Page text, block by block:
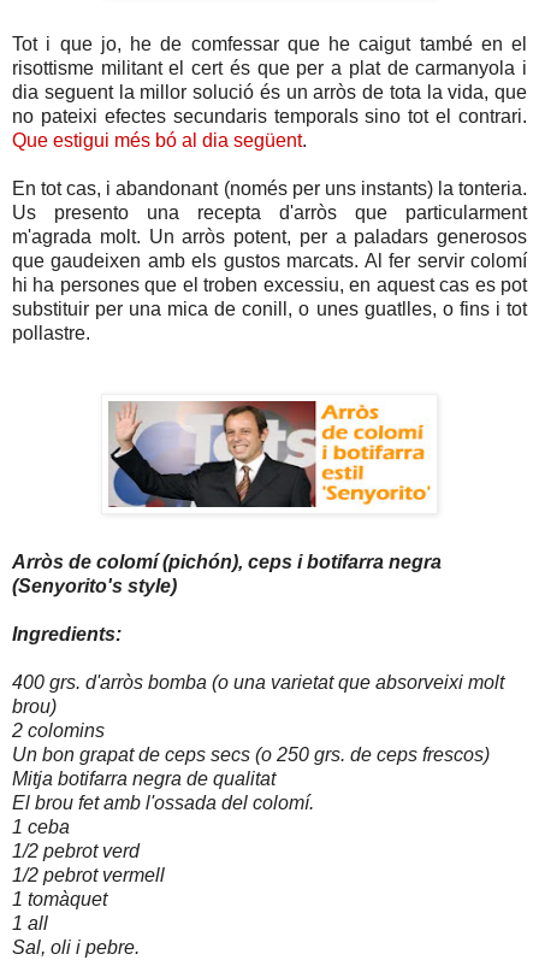
Tot i que jo, he de comfessar que he caigut també en el
risottisme militant el cert és que per a plat de carmanyola i
dia seguent la millor solució és un arròs de tota la vida, que
no pateixi efectes secundaris temporals sino tot el contrari.
Que estigui més bó al dia següent.
En tot cas, i abandonant (només per uns instants) la tonteria.
Us presento una recepta d'arròs que particularment
m'agrada molt. Un arròs potent, per a paladars generosos
que gaudeixen amb els gustos marcats. Al fer servir colomí
hi ha persones que el troben excessiu, en aquest cas es pot
substituir per una mica de conill, o unes guatlles, o fins i tot
pollastre.
Arròs de colomí (pichón), ceps i botifarra negra
(Senyorito's style)
Ingredients:
400 grs. d'arròs bomba (o una varietat que absorveixi molt
brou)
2 colomins
Un bon grapat de ceps secs (o 250 grs. de ceps frescos)
Mitja botifarra negra de qualitat
El brou fet amb l'ossada del colomí.
1 ceba
1/2 pebrot verd
1/2 pebrot vermell
1 tomàquet
1 all
Sal, oli i pebre.